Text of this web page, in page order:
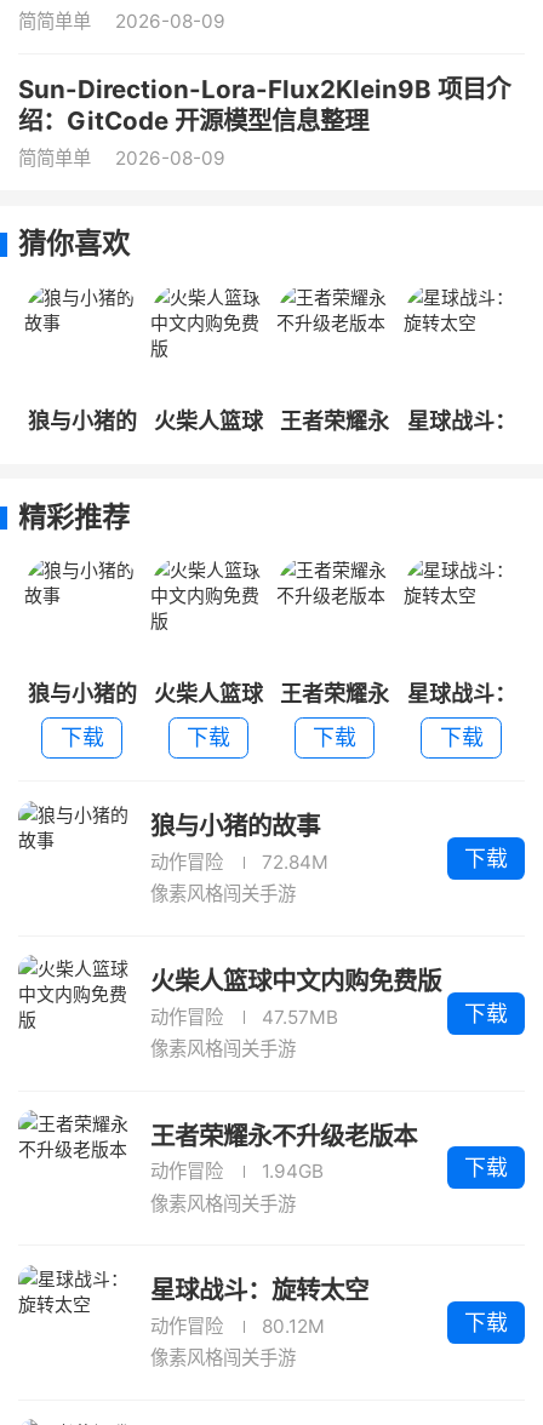
简简单单 2026-08-09
Sun-Direction-Lora-Flux2Klein9B 项目介
绍：GitCode 开源模型信息整理
简简单单 2026-08-09
猜你喜欢
狼与小猪的
火柴人篮球
王者荣耀永
星球战斗：
精彩推荐
狼与小猪的
故事
下载
火柴人篮球
中文内购免
费版
下载
王者荣耀永
不升级老版
本
下载
星球战斗：
旋转太空
下载
狼与小猪的故事
动作冒险
72.84M
像素风格闯关手游
下载
火柴人篮球中文内购免费版
动作冒险
47.57MB
像素风格闯关手游
下载
王者荣耀永不升级老版本
动作冒险
1.94GB
像素风格闯关手游
下载
星球战斗：旋转太空
动作冒险
80.12M
像素风格闯关手游
下载